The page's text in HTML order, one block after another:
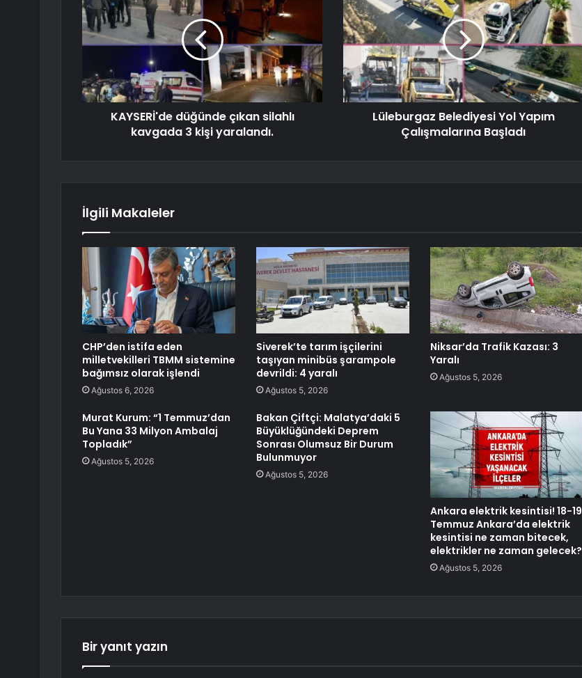
KAYSERİ'de düğünde çıkan silahlı
kavgada 3 kişi yaralandı.
Lüleburgaz Belediyesi Yol Yapım
Çalışmalarına Başladı
İlgili Makaleler
CHP’den istifa eden
milletvekilleri TBMM sistemine
bağımsız olarak işlendi
Ağustos 6, 2026
Siverek’te tarım işçilerini
taşıyan minibüs şarampole
devrildi: 4 yaralı
Ağustos 5, 2026
Niksar’da Trafik Kazası: 3
Yaralı
Ağustos 5, 2026
Murat Kurum: “1 Temmuz’dan
Bu Yana 33 Milyon Ambalaj
Topladık”
Ağustos 5, 2026
Bakan Çiftçi: Malatya’daki 5
Büyüklüğündeki Deprem
Sonrası Olumsuz Bir Durum
Bulunmuyor
Ağustos 5, 2026
Ankara elektrik kesintisi! 18-19
Temmuz Ankara’da elektrik
kesintisi ne zaman bitecek,
elektrikler ne zaman gelecek?
Ağustos 5, 2026
Bir yanıt yazın